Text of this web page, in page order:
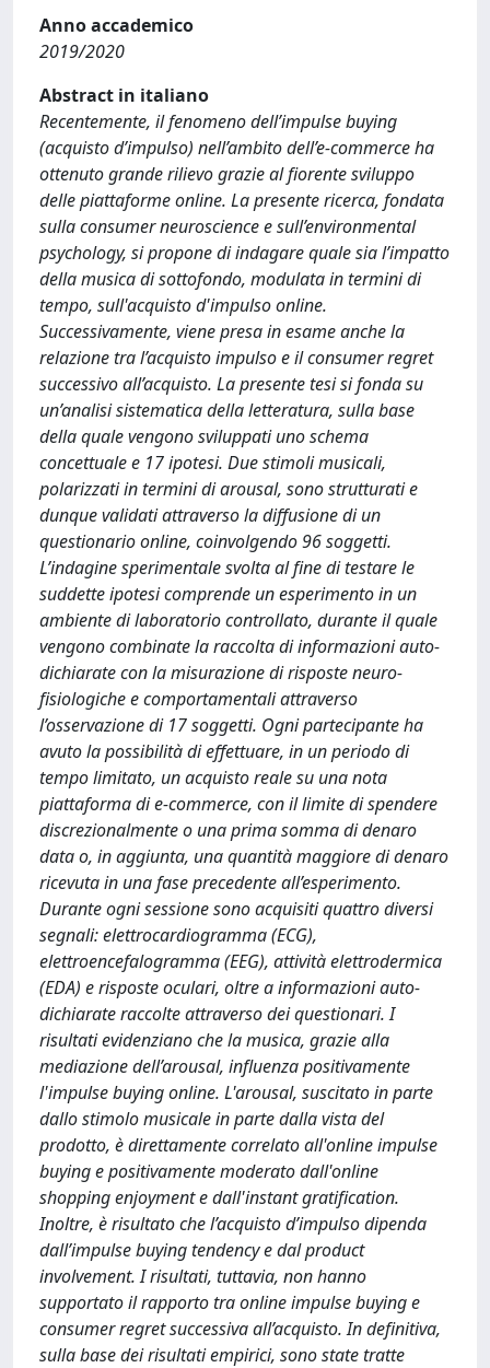
Anno accademico
2019/2020
Abstract in italiano
Recentemente, il fenomeno dell’impulse buying
(acquisto d’impulso) nell’ambito dell’e-commerce ha
ottenuto grande rilievo grazie al fiorente sviluppo
delle piattaforme online. La presente ricerca, fondata
sulla consumer neuroscience e sull’environmental
psychology, si propone di indagare quale sia l’impatto
della musica di sottofondo, modulata in termini di
tempo, sull'acquisto d'impulso online.
Successivamente, viene presa in esame anche la
relazione tra l’acquisto impulso e il consumer regret
successivo all’acquisto. La presente tesi si fonda su
un’analisi sistematica della letteratura, sulla base
della quale vengono sviluppati uno schema
concettuale e 17 ipotesi. Due stimoli musicali,
polarizzati in termini di arousal, sono strutturati e
dunque validati attraverso la diffusione di un
questionario online, coinvolgendo 96 soggetti.
L’indagine sperimentale svolta al fine di testare le
suddette ipotesi comprende un esperimento in un
ambiente di laboratorio controllato, durante il quale
vengono combinate la raccolta di informazioni auto-
dichiarate con la misurazione di risposte neuro-
fisiologiche e comportamentali attraverso
l’osservazione di 17 soggetti. Ogni partecipante ha
avuto la possibilità di effettuare, in un periodo di
tempo limitato, un acquisto reale su una nota
piattaforma di e-commerce, con il limite di spendere
discrezionalmente o una prima somma di denaro
data o, in aggiunta, una quantità maggiore di denaro
ricevuta in una fase precedente all’esperimento.
Durante ogni sessione sono acquisiti quattro diversi
segnali: elettrocardiogramma (ECG),
elettroencefalogramma (EEG), attività elettrodermica
(EDA) e risposte oculari, oltre a informazioni auto-
dichiarate raccolte attraverso dei questionari. I
risultati evidenziano che la musica, grazie alla
mediazione dell’arousal, influenza positivamente
l'impulse buying online. L'arousal, suscitato in parte
dallo stimolo musicale in parte dalla vista del
prodotto, è direttamente correlato all'online impulse
buying e positivamente moderato dall'online
shopping enjoyment e dall'instant gratification.
Inoltre, è risultato che l’acquisto d’impulso dipenda
dall’impulse buying tendency e dal product
involvement. I risultati, tuttavia, non hanno
supportato il rapporto tra online impulse buying e
consumer regret successiva all’acquisto. In definitiva,
sulla base dei risultati empirici, sono state tratte